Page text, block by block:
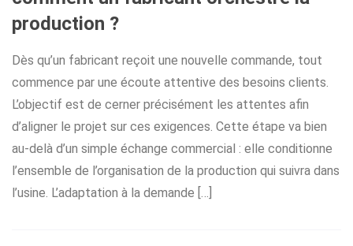
production ?
Dès qu’un fabricant reçoit une nouvelle commande, tout
commence par une écoute attentive des besoins clients.
L’objectif est de cerner précisément les attentes afin
d’aligner le projet sur ces exigences. Cette étape va bien
au-delà d’un simple échange commercial : elle conditionne
l’ensemble de l’organisation de la production qui suivra dans
l’usine. L’adaptation à la demande […]